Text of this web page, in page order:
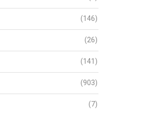
(146)
(26)
(141)
(903)
(7)